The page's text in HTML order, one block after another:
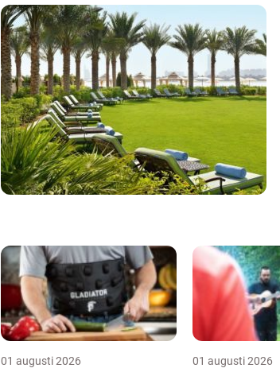
01 augusti 2026 01 augusti 2026